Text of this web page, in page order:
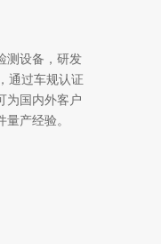
测设备，研发
通过车规认证
为国内外客户
产经验。